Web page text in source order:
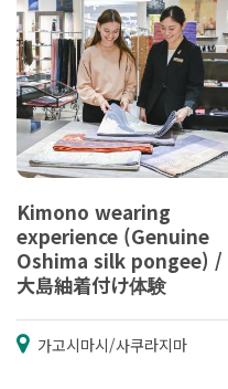
Kimono wearing
experience (Genuine
Oshima silk pongee) /
大島紬着付け体験
가고시마시/사쿠라지마